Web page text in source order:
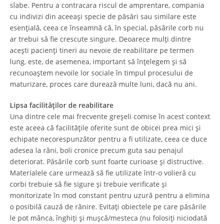
slabe. Pentru a contracara riscul de amprentare, compania
cu indivizi din aceeași specie de păsări sau similare este
esențială, ceea ce înseamnă că, în special, păsările corb nu
ar trebui să fie crescute singure. Deoarece mulți dintre
acești pacienți tineri au nevoie de reabilitare pe termen
lung, este, de asemenea, important să înțelegem și să
recunoaștem nevoile lor sociale în timpul procesului de
maturizare, proces care durează multe luni, dacă nu ani.
Lipsa facilităţilor de reabilitare
Una dintre cele mai frecvente greșeli comise în acest context
este aceea că facilitățile oferite sunt de obicei prea mici și
echipate necorespunzător pentru a fi utilizate, ceea ce duce
adesea la răni, boli cronice precum guta sau penajul
deteriorat. Păsările corb sunt foarte curioase și distructive.
Materialele care urmează să fie utilizate într-o volieră cu
corbi trebuie să fie sigure și trebuie verificate și
monitorizate în mod constant pentru uzură pentru a elimina
o posibilă cauză de rănire. Evitați obiectele pe care păsările
le pot mânca, înghiți și mușcă/mesteca (nu folosiți niciodată